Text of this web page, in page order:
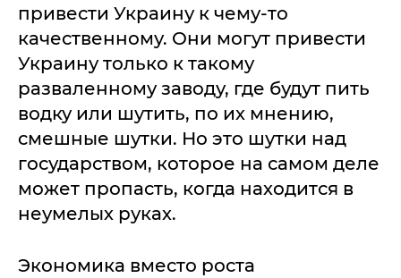
привести Украину к чему-то
качественному. Они могут привести
Украину только к такому
разваленному заводу, где будут пить
водку или шутить, по их мнению,
смешные шутки. Но это шутки над
государством, которое на самом деле
может пропасть, когда находится в
неумелых руках.
Экономика вместо роста